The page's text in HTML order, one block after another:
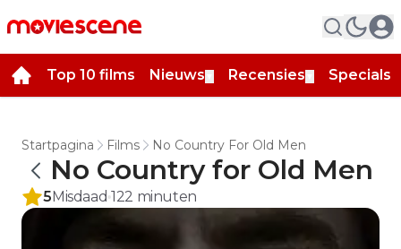
Top 10 films Nieuws Recensies Specials
Startpagina Films No Country For Old Men
No Country for Old Men
5Misdaad 122 minuten